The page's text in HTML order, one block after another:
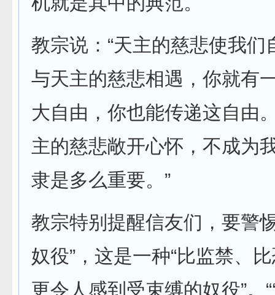
教宗说：“天主的慈悲使我们
与天主的慈悲相遇，你就有
大自由，你也能传递这自由
主的慈悲敞开心怀，不成为
隶是多么重要。”
教宗特别提醒信友们，要警
奴役”，这是一种“比监禁、
更令人感到受束缚的奴役”。